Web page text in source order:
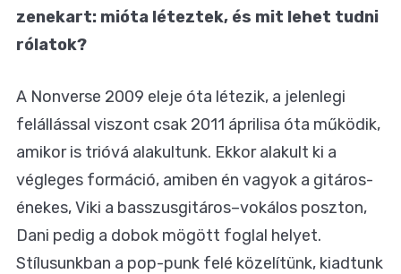
zenekart: mióta léteztek, és mit lehet tudni
rólatok?
A Nonverse 2009 eleje óta létezik, a jelenlegi
felállással viszont csak 2011 áprilisa óta működik,
amikor is trióvá alakultunk. Ekkor alakult ki a
végleges formáció, amiben én vagyok a gitáros-
énekes, Viki a basszusgitáros–vokálos poszton,
Dani pedig a dobok mögött foglal helyet.
Stílusunkban a pop-punk felé közelítünk, kiadtunk